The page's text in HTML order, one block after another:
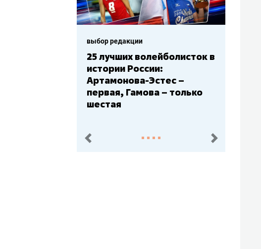
выбор редакции
Бюджеты клубов КХЛ: СКА
– главный мажор, «Ак
Барс» – второй, «Салават
Юлаев» – середняк
пред. след.